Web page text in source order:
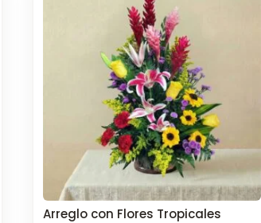
Arreglo con Flores Tropicales